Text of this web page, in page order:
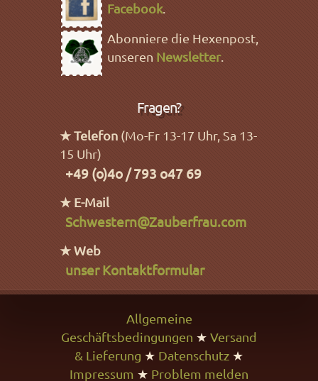
Facebook.
Abonniere die Hexenpost,
unseren Newsletter.
Fragen?
★ Telefon (Mo-Fr 13-17 Uhr, Sa 13-
15 Uhr)
+49 (o)4o / 793 o47 69
★ E-Mail
Schwestern@Zauberfrau.com
★ Web
unser Kontaktformular
Allgemeine
Geschäftsbedingungen ★ Versand
& Lieferung ★ Datenschutz ★
Impressum ★ Problem melden